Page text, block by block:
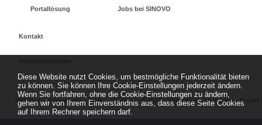
Portallösung Jobs bei SINOVO
Kontakt
Widerruf Impressum AGB sidiary.es ©2026 - SINOVO health solutions GmbH
Diese Website nutzt Cookies, um bestmögliche Funktionalität bieten
zu können. Sie können Ihre Cookie-Einstellungen jederzeit ändern.
Wenn Sie fortfahren, ohne die Cookie-Einstellungen zu ändern,
gehen wir von Ihrem Einverständnis aus, dass diese Seite Cookies
auf Ihrem Rechner speichern darf.